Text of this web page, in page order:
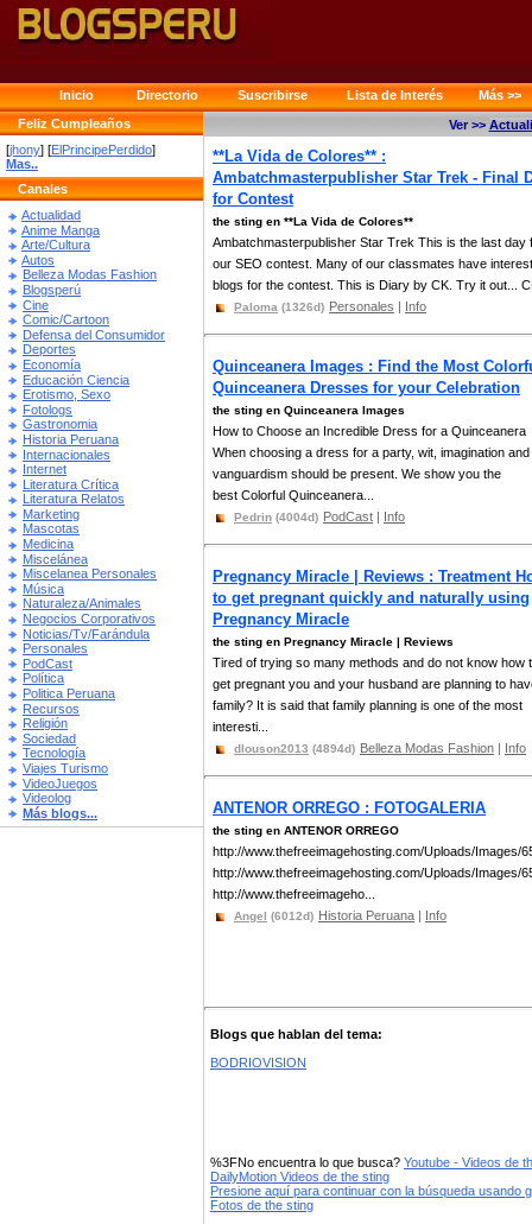
Inicio Directorio Suscribirse Lista de Interés
Más >>
Feliz Cumpleaños
[jhony] [ElPrincipePerdido]
Mas..
Canales
Actualidad
Anime Manga
Arte/Cultura
Autos
Belleza Modas Fashion
Blogsperú
Cine
Comic/Cartoon
Defensa del Consumidor
Deportes
Economía
Educación Ciencia
Erotismo, Sexo
Fotologs
Gastronomia
Historia Peruana
Internacionales
Internet
Literatura Crítica
Literatura Relatos
Marketing
Mascotas
Medicina
Miscelánea
Miscelanea Personales
Música
Naturaleza/Animales
Negocios Corporativos
Noticias/Tv/Farándula
Personales
PodCast
Política
Politica Peruana
Recursos
Religión
Sociedad
Tecnología
Viajes Turismo
VideoJuegos
Videolog
Más blogs...
Ver >>
**La Vida de Colores** :
Ambatchmasterpublisher Star Trek - Final
for Contest
the sting en **La Vida de Colores**
Ambatchmasterpublisher Star Trek This is the last day
our SEO contest. Many of our classmates have
blogs for the contest. This is Diary by CK. Try it out...
Paloma (1326d) Personales | Info
Quinceanera Images : Find the Most
Quinceanera Dresses for your Celebration
the sting en Quinceanera Images
How to Choose an Incredible Dress for a Quinceanera
When choosing a dress for a party, wit, imagination and
vanguardism should be present. We show you the
best Colorful Quinceanera...
Pedrin (4004d) PodCast | Info
Pregnancy Miracle | Reviews : Treatment
to get pregnant quickly and naturally using
Pregnancy Miracle
the sting en Pregnancy Miracle | Reviews
Tired of trying so many methods and do not know how
get pregnant you and your husband are planning to
family? It is said that family planning is one of the most
interesti...
dlouson2013 (4894d) Belleza Modas Fashion | Info
ANTENOR ORREGO : FOTOGALERIA
the sting en ANTENOR ORREGO
http://www.thefreeimagehosting.com/Uploads/Images/
http://www.thefreeimagehosting.com/Uploads/Images/
http://www.thefreeimageho...
Angel (6012d) Historia Peruana | Info
Blogs que hablan del tema:
BODRIOVISION
%3FNo encuentra lo que busca? Youtube - Videos de
DailyMotion Videos de the sting
Presione aquí para continuar con la búsqueda usando
Fotos de the sting